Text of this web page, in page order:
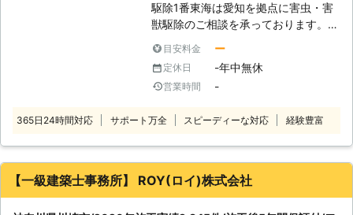
ビスでサポートしています。ご要望な
どありましたら、柔軟にお応えするの
でお申し付けください。
さい。 ご自宅のみならず、アパート
やマンションなどの貨物物件などに出
現したシロアリの駆除、防除も対応し
どシロアリなのかな？床がぶよぶよす
る…一回見積もりだけでもしてもらい
110番にお任せください！ シロアリを
重要になってきます。シロアリ110番
では、アフターフォローも充実、ご利
駆除1番東海は愛知を拠点に害虫・害
獣駆除のご相談を承っております。
ブリetc... 害虫駆除の事ならお任せく
ださい！ 知識・実績が豊富な『害虫
駆除のプロ』が迅速に駆除いたしま
を第一に考え、丁寧・安心な対応を心
頼も承っております。 こんな時には
ご相談ください。 『家の周りで羽ア
目安料金 ー
定休日 -年中無休
営業時間 -
365日24時間対応 サポート万全 スピーディーな対応 経験豊富
【一級建築士事務所】 ROY(ロイ)株式会社